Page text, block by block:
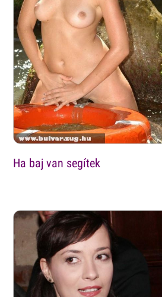
Ha baj van segítek